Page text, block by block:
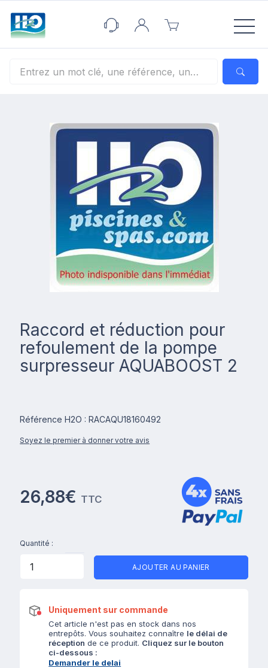
Raccord et réduction pour
refoulement de la pompe
surpresseur AQUABOOST 2
Référence H2O : RACAQU18160492
Soyez le premier à donner votre avis
26,88€ TTC
Quantité :
AJOUTER AU PANIER
Uniquement sur commande
Cet article n'est pas en stock dans nos
entrepôts. Vous souhaitez connaître le délai de
réception de ce produit. Cliquez sur le bouton
ci-dessous :
Demander le delai